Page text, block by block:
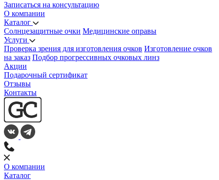
Записаться на консультацию
О компании
Каталог
Солнцезащитные очки Медицинские оправы
Услуги
Проверка зрения для изготовления очков Изготовление очков
на заказ Подбор прогрессивных очковых линз
Акции
Подарочный сертификат
Отзывы
Контакты
О компании
Каталог